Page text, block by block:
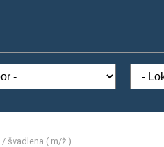
/ švadlena ( m/ž )